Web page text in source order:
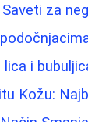
za
i
Kožu: